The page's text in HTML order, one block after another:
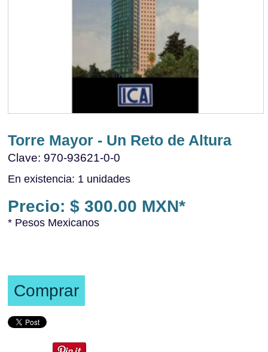
Torre Mayor - Un Reto de Altura
Clave: 970-93621-0-0
En existencia: 1 unidades
Precio: $ 300.00 MXN*
* Pesos Mexicanos
Comprar